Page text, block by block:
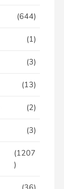
(644)
(1)
(3)
(13)
(2)
(3)
(1207
)